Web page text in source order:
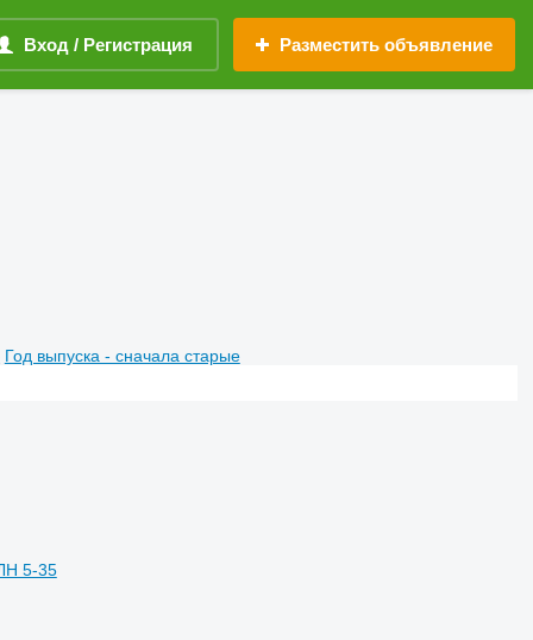
Вход / Регистрация Разместить объявление
Год выпуска - сначала старые
5-35